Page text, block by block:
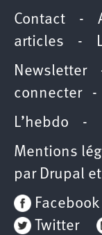
Contact -
articles -
Newsletter
connecter
L’hebdo -
Mentions
par Drupal et
Facebook
Twitter